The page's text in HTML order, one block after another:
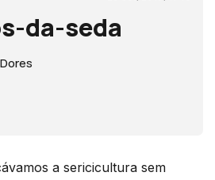
da-seda
a sericicultura sem